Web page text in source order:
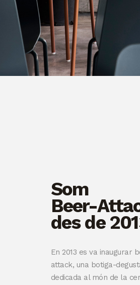
Som
Beer-
des de
En 2013 es va inaugurar
attack, una botiga-
dedicada al món de la